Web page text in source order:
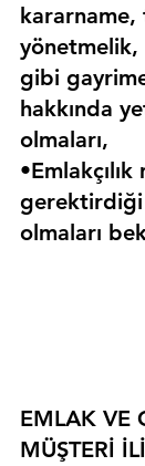
kararname,
gibi
hakkında
olmaları,
gerektirdiği
olmaları
EMLAK VE
MÜŞTERİ